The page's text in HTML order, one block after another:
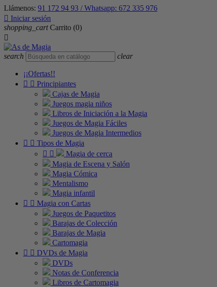
Llámenos: 91 172 94 93 / Whatsapp: 672 335 976
 Iniciar sesión
shopping_cart Carrito (0)

search clear
¡¡Ofertas!!
  Principiantes
Cajas de Magia
Juegos magia niños
Libros de Iniciación a la Magia
Juegos de Magia Fáciles
Juegos de Magia Intermedios
  Tipos de Magia
 
Magia de cerca
Magia de Escena y Salón
Magia Cómica
Mentalismo
Magia infantil
  Magia con Cartas
Juegos de Paquetitos
Barajas de Colección
Barajas de Magia
Cartomagia
  DVDs de Magia
DVDs
Notas de Conferencia
Libros de Cartomagia